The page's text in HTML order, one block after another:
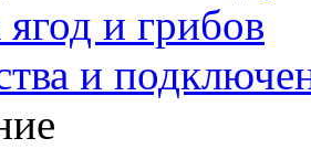
ягод и грибов
и